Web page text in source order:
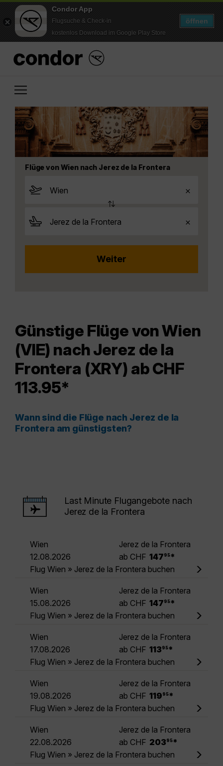
Condor App
Flugsuche & Check-in
kostenlos Download im Google Play Store
öffnen
Flüge von Wien nach Jerez de la Frontera
Günstige Flüge von Wien
(VIE) nach Jerez de la
Frontera (XRY) ab CHF
113.95*
Wann sind die Flüge nach Jerez de la
Frontera am günstigsten?
Last Minute Flugangebote nach
Jerez de la Frontera
Wien
Jerez de la Frontera
12.08.2026
ab CHF 147 95 *
Flug Wien » Jerez de la Frontera buchen
Wien
Jerez de la Frontera
15.08.2026
ab CHF 147 95 *
Flug Wien » Jerez de la Frontera buchen
Wien
Jerez de la Frontera
17.08.2026
ab CHF 113 95 *
Flug Wien » Jerez de la Frontera buchen
Wien
Jerez de la Frontera
19.08.2026
ab CHF 119 95 *
Flug Wien » Jerez de la Frontera buchen
Wien
Jerez de la Frontera
22.08.2026
ab CHF 203 95 *
Flug Wien » Jerez de la Frontera buchen